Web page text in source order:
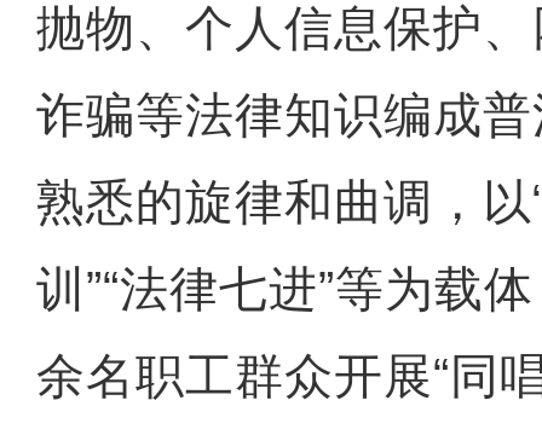
抛物、个人信息保护
诈骗等法律知识编成
熟悉的旋律和曲调，
训”“法律七进”等为载
余名职工群众开展“同